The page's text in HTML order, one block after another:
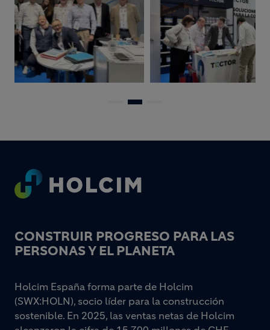
Footer
CONSTRUIR PROGRESO PARA LAS
PERSONAS Y EL PLANETA
Holcim España forma parte de Holcim
(SWX:HOLN), socio líder para la construcción
sostenible. En 2025, las ventas netas de Holcim